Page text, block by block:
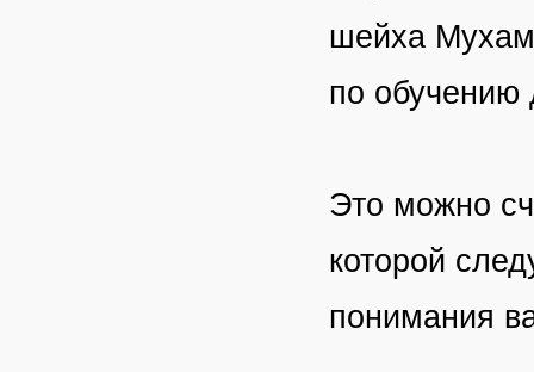
шейха
по обучению
Это можно
которой
понимания